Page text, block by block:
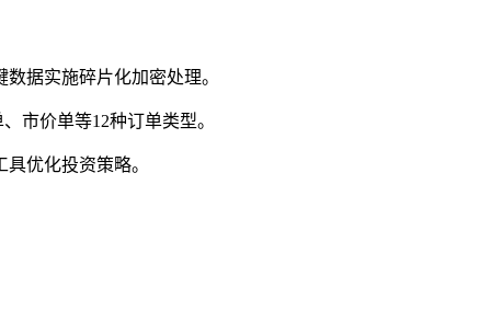
据实施碎片化加密处理。
市价单等12种订单类型。
优化投资策略。